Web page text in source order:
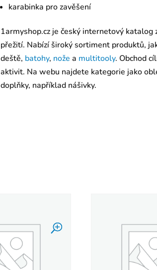
karabinka pro zavěšení
1armyshop.cz je český internetový
přežití. Nabízí široký sortiment produktů,
deště, batohy, nože a multitooly. Obchod
aktivit. Na webu najdete kategorie jako
doplňky, například nášivky.